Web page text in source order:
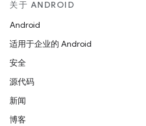
关于 ANDROID
Android
适用于企业的 Android
安全
源代码
新闻
博客